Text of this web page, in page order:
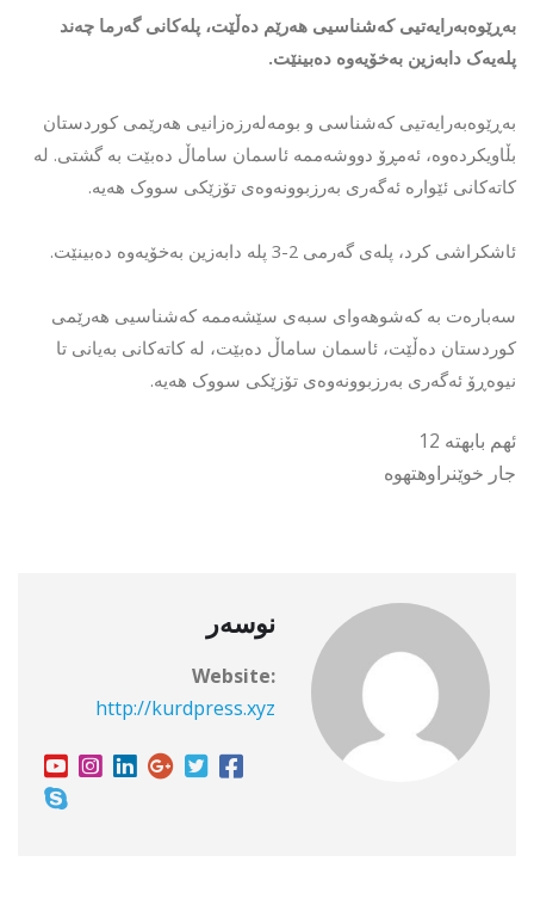
بەڕێوەبەرایەتیی کەشناسیی هەرێم دەڵێت، پلەکانی گەرما چەند
پلەیەک دابەزین بەخۆیەوە دەبینێت.
بەڕێوەبەرایەتیی کەشناسی و بومەلەرزەزانیی هەرێمی کوردستان
بڵاویکردەوە، ئەمڕۆ دووشەممە ئاسمان ساماڵ دەبێت بە گشتى. لە
کاتەکانی ئێوارە ئەگەری بەرزبوونەوەی تۆزێکی سووک هەیە.
ئاشکراشی کرد، پلەی گەرمی 2-3 پلە دابەزین بەخۆیەوە دەبینێت.
سەبارەت بە کەشوهەوای سبەی سێشەممە کەشناسیی هەرێمی
کوردستان دەڵێت، ئاسمان ساماڵ دەبێت، لە کاتەکانی بەیانی تا
نیوەڕۆ ئەگەری بەرزبوونەوەی تۆزێکی سووک هەیە.
ئهم بابهته 12
جار خوێنراوهتهوه
نوسەر
Website:
http://kurdpress.xyz